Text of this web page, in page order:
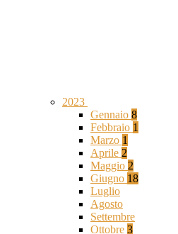
2023
Gennaio 8
Febbraio 1
Marzo 1
Aprile 2
Maggio 2
Giugno 18
Luglio
Agosto
Settembre
Ottobre 3